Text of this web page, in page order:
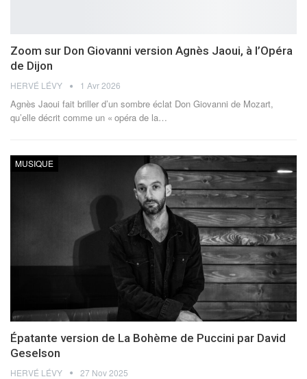
Zoom sur Don Giovanni version Agnès Jaoui, à l’Opéra
de Dijon
HERVÉ LÉVY 1 Avr 2026
Agnès Jaoui fait briller d’un sombre éclat Don Giovanni de Mozart,
qu’elle décrit comme un « opéra de la…
MUSIQUE
Épatante version de La Bohème de Puccini par David
Geselson
HERVÉ LÉVY 27 Nov 2025